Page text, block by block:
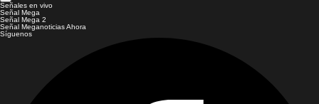
Señales en vivo
Señal Mega
Señal Mega 2
Señal Meganoticias Ahora
Síguenos